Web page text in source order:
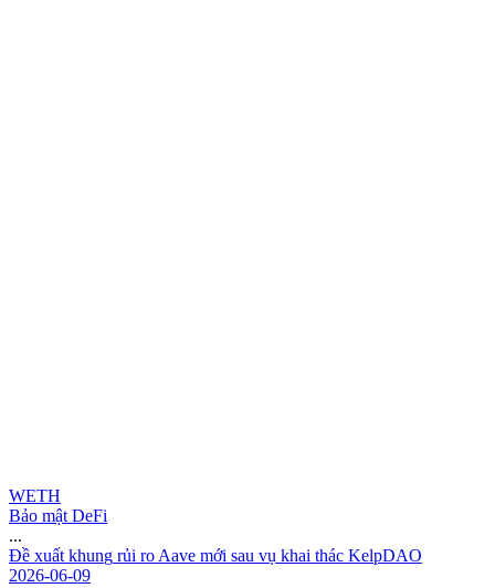
WETH
Bảo mật DeFi
...
Đề xuất khung rủi ro Aave mới sau vụ khai thác KelpDAO
2026-06-09